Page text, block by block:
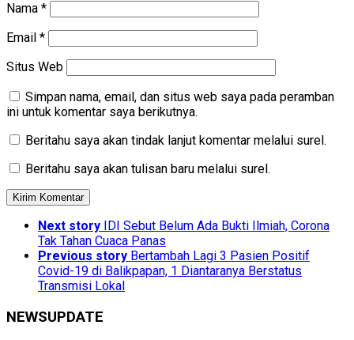
Nama *
Email *
Situs Web
Simpan nama, email, dan situs web saya pada peramban
ini untuk komentar saya berikutnya.
Beritahu saya akan tindak lanjut komentar melalui surel.
Beritahu saya akan tulisan baru melalui surel.
Next story
IDI Sebut Belum Ada Bukti Ilmiah, Corona
Tak Tahan Cuaca Panas
Previous story Bertambah Lagi 3 Pasien Positif
Covid-19 di Balikpapan, 1 Diantaranya Berstatus
Transmisi Lokal
NEWSUPDATE